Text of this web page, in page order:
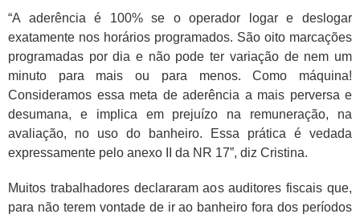
“A aderência é 100% se o operador logar e deslogar
exatamente nos horários programados. São oito marcações
programadas por dia e não pode ter variação de nem um
minuto para mais ou para menos. Como máquina!
Consideramos essa meta de aderência a mais perversa e
desumana, e implica em prejuízo na remuneração, na
avaliação, no uso do banheiro. Essa prática é vedada
expressamente pelo anexo II da NR 17”, diz Cristina.
Muitos trabalhadores declararam aos auditores fiscais que,
para não terem vontade de ir ao banheiro fora dos períodos